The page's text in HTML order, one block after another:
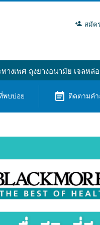
สมัค
างเพศ ถุงยางอนามัย เจลหล่
พบบ่อย event_note ติดตามค